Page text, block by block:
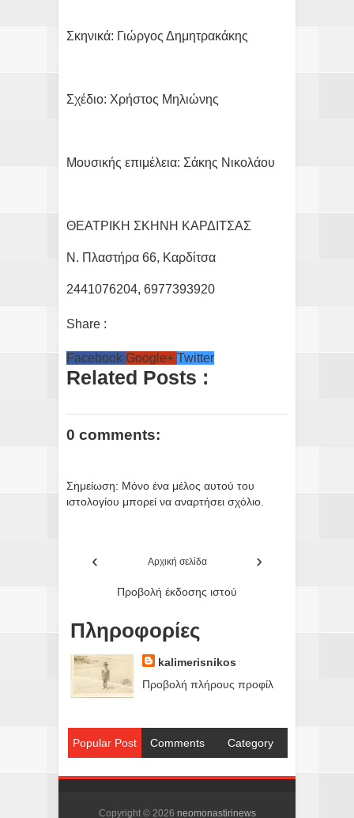
Σκηνικά: Γιώργος Δημητρακάκης
Σχέδιο: Χρήστος Μηλιώνης
Μουσικής επιμέλεια: Σάκης Νικολάου
ΘΕΑΤΡΙΚΗ ΣΚΗΝΗ ΚΑΡΔΙΤΣΑΣ
Ν. Πλαστήρα 66, Καρδίτσα
2441076204, 6977393920
Share :
Facebook Google+ Twitter
Related Posts :
0 comments:
Σημείωση: Μόνο ένα μέλος αυτού του
ιστολογίου μπορεί να αναρτήσει σχόλιο.
‹ ›
Αρχική σελίδα
Προβολή έκδοσης ιστού
Πληροφορίες
kalimerisnikos
Προβολή πλήρους προφίλ
Popular Post Comments Category
Copyright © 2026 neomonastirinews